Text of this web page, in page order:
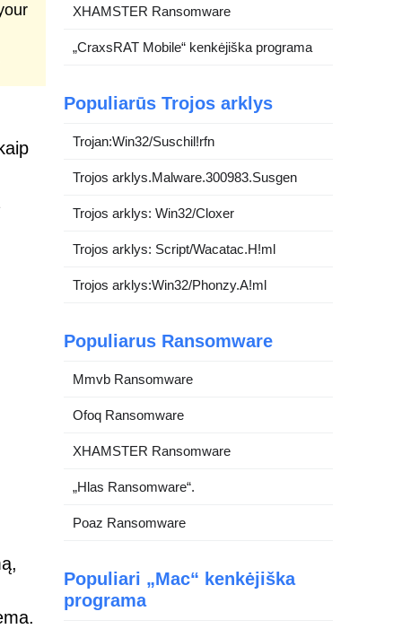
XHAMSTER Ransomware
„CraxsRAT Mobile“ kenkėjiška programa
Populiarūs Trojos arklys
Trojan:Win32/Suschil!rfn
Trojos arklys.Malware.300983.Susgen
Trojos arklys: Win32/Cloxer
Trojos arklys: Script/Wacatac.H!ml
Trojos arklys:Win32/Phonzy.A!ml
Populiarus Ransomware
Mmvb Ransomware
Ofoq Ransomware
XHAMSTER Ransomware
„Hlas Ransomware“.
Poaz Ransomware
Populiari „Mac“ kenkėjiška
programa